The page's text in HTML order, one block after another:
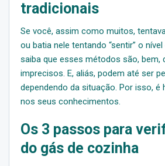
tradicionais
Se você, assim como muitos,
ou batia nele tentando “sentir” o
saiba que esses métodos são, bem,
imprecisos. E, aliás, podem até ser
dependendo da situação. Por isso, é
nos seus conhecimentos.
Os 3 passos para
do gás de cozinha